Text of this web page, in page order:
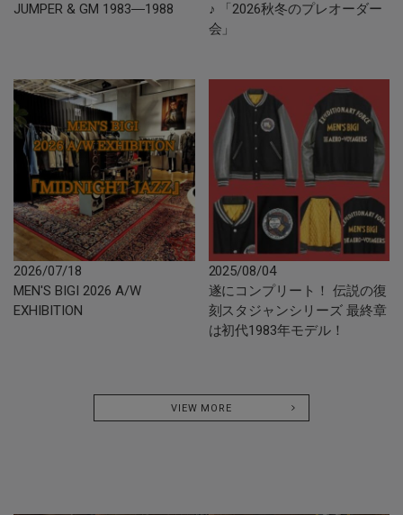
JUMPER & GM 1983―1988
♪ 「2026秋冬のプレオーダー
会」
2026/07/18
MEN'S BIGI 2026 A/W
EXHIBITION
2025/08/04
遂にコンプリート！ 伝説の復
刻スタジャンシリーズ 最終章
は初代1983年モデル！
VIEW MORE